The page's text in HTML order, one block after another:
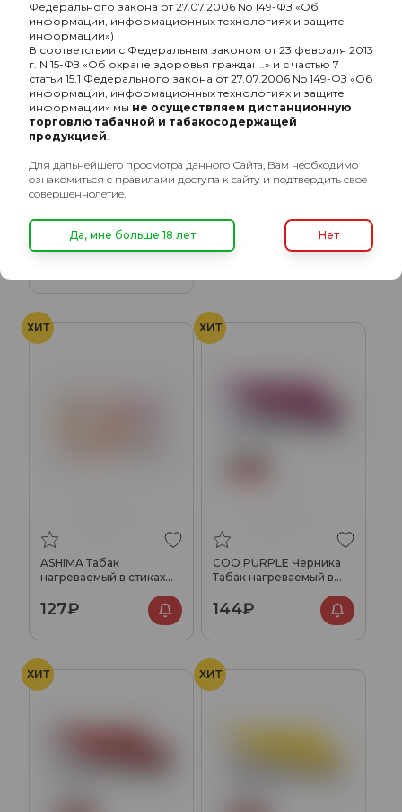
ASHIMA Табак
нагреваемый в стиках
Green
ХИТ
ASHIMA Табак
нагреваемый в стиках
127₽
ХИТ
COO PURPLE Черника
Табак нагреваемый в
144₽
ХИТ ХИТ
Федерального закона от 27.07.2006 No 149-ФЗ «Об
информации, информационных технологиях и защите
информации»)
В соответствии с Федеральным законом от 23 февраля 2013
г. N 15-ФЗ «Об охране здоровья граждан..» и с частью 7
статьи 15.1 Федерального закона от 27.07.2006 No 149-ФЗ «Об
информации, информационных технологиях и защите
информации» мы не осуществляем дистанционную
торговлю табачной и табакосодержащей
продукцией.
Для дальнейшего просмотра данного Сайта, Вам необходимо
ознакомиться с правилами доступа к сайту и подтвердить свое
совершеннолетие.
Да, мне больше 18 лет Нет